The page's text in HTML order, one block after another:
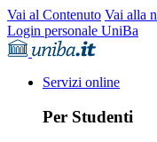
Vai al Contenuto Vai alla
Login personale UniBa
Servizi online
Per Studenti